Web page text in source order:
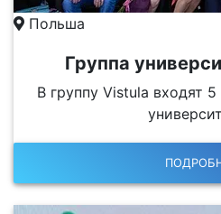
Польша
Группа
В группу Vistula входят